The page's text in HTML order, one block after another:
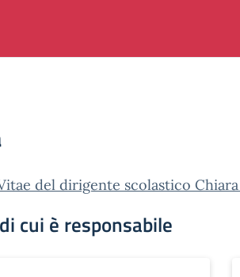
del dirigente scolastico
cui è responsabile